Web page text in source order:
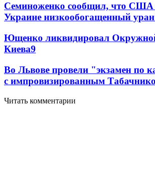
Семиноженко сообщил, что США
Украине низкообогащенный уран
Ющенко ликвидировал
Киева9
Во Львове провели "экзамен по
с импровизированным
Читать комментарии